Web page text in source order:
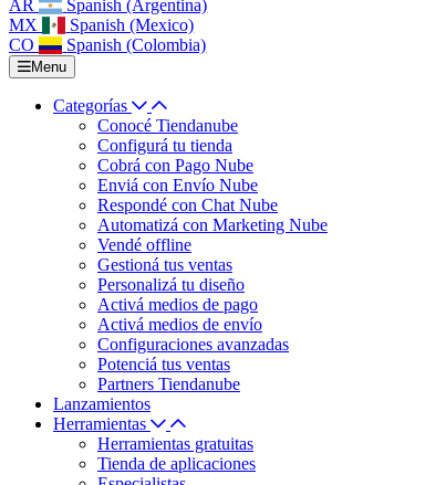
AR
Spanish (Argentina)
MX
Spanish (Mexico)
CO
Spanish (Colombia)
Menu
Categorías
Conocé Tiendanube
Configurá tu tienda
Cobrá con Pago Nube
Enviá con Envío Nube
Respondé con Chat Nube
Automatizá con Marketing Nube
Vendé offline
Gestioná tus ventas
Personalizá tu diseño
Activá medios de pago
Activá medios de envío
Configuraciones avanzadas
Potenciá tus ventas
Partners Tiendanube
Lanzamientos
Herramientas
Herramientas gratuitas
Tienda de aplicaciones